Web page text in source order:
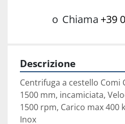
o Chiama +39
Descrizione
Centrifuga a cestello
1500 mm, incamiciata,
1500 rpm, Carico max 400
Inox